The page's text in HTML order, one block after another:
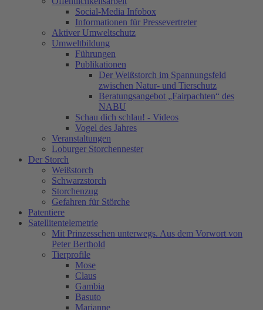
Social-Media Infobox
Informationen für Pressevertreter
Aktiver Umweltschutz
Umweltbildung
Führungen
Publikationen
Der Weißstorch im Spannungsfeld
zwischen Natur- und Tierschutz
Beratungsangebot „Fairpachten“ des
NABU
Schau dich schlau! - Videos
Vogel des Jahres
Veranstaltungen
Loburger Storchennester
Der Storch
Weißstorch
Schwarzstorch
Storchenzug
Gefahren für Störche
Patentiere
Satellitentelemetrie
Mit Prinzesschen unterwegs. Aus dem Vorwort von
Peter Berthold
Tierprofile
Mose
Claus
Gambia
Basuto
Marianne